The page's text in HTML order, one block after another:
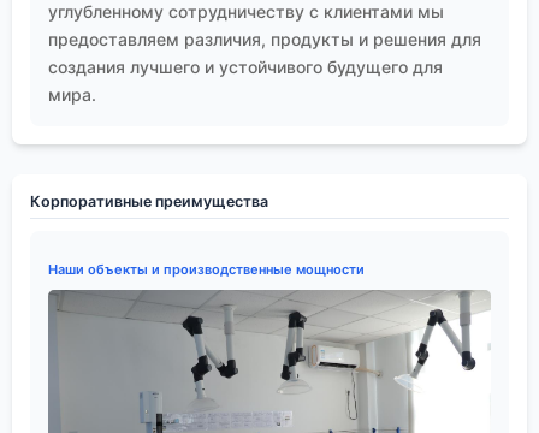
углубленному сотрудничеству с клиентами мы
предоставляем различия, продукты и решения для
создания лучшего и устойчивого будущего для
мира.
Корпоративные преимущества
Наши объекты и производственные мощности